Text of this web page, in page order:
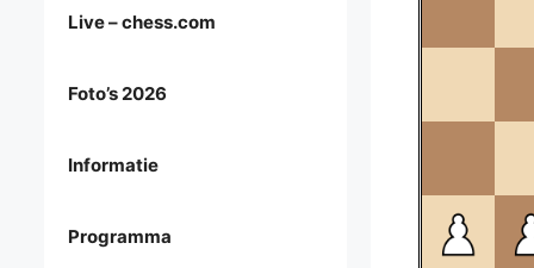
Live – chess.com
Foto’s 2026
Informatie
Programma